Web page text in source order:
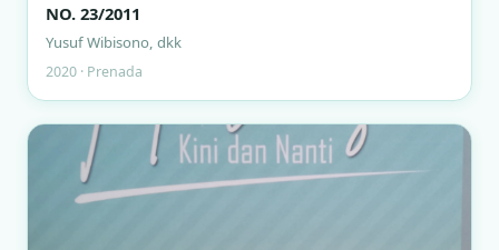
NO. 23/2011
Yusuf Wibisono, dkk
2020 · Prenada